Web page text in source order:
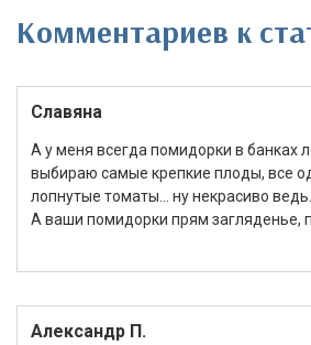
Комментариев к
Славяна
А у меня всегда помидорки в банках
выбираю самые крепкие плоды, все
лопнутые томаты… ну некрасиво ведь…
А ваши помидорки прям загляденье,
Александр П.